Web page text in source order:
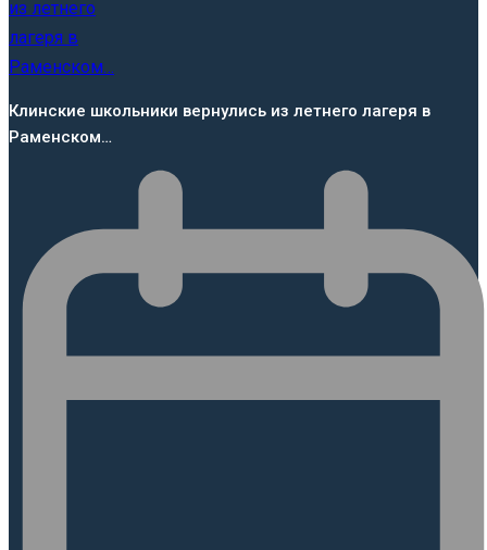
Клинские школьники вернулись из летнего лагеря в
Раменском…